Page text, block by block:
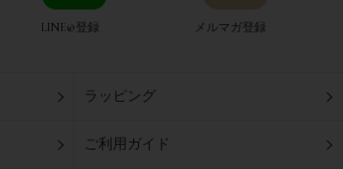
LINE@登録 メルマガ登録
ラッピング
ご利用ガイド